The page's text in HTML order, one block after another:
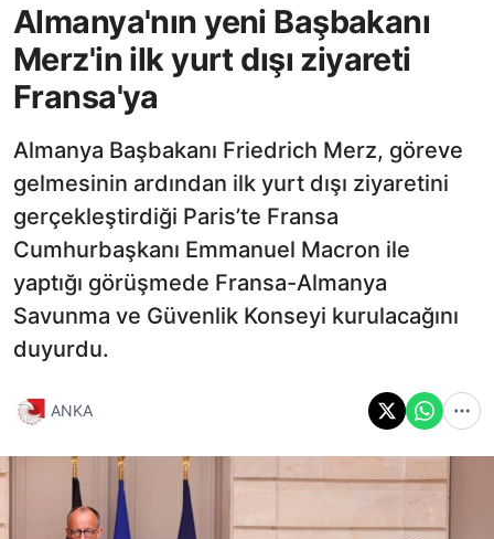
Almanya'nın yeni Başbakanı
Merz'in ilk yurt dışı ziyareti
Fransa'ya
Almanya Başbakanı Friedrich Merz, göreve
gelmesinin ardından ilk yurt dışı ziyaretini
gerçekleştirdiği Paris’te Fransa
Cumhurbaşkanı Emmanuel Macron ile
yaptığı görüşmede Fransa-Almanya
Savunma ve Güvenlik Konseyi kurulacağını
duyurdu.
ANKA